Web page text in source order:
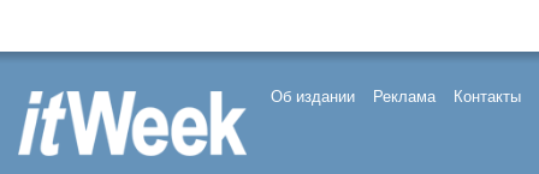
Об издании Реклама Контакты